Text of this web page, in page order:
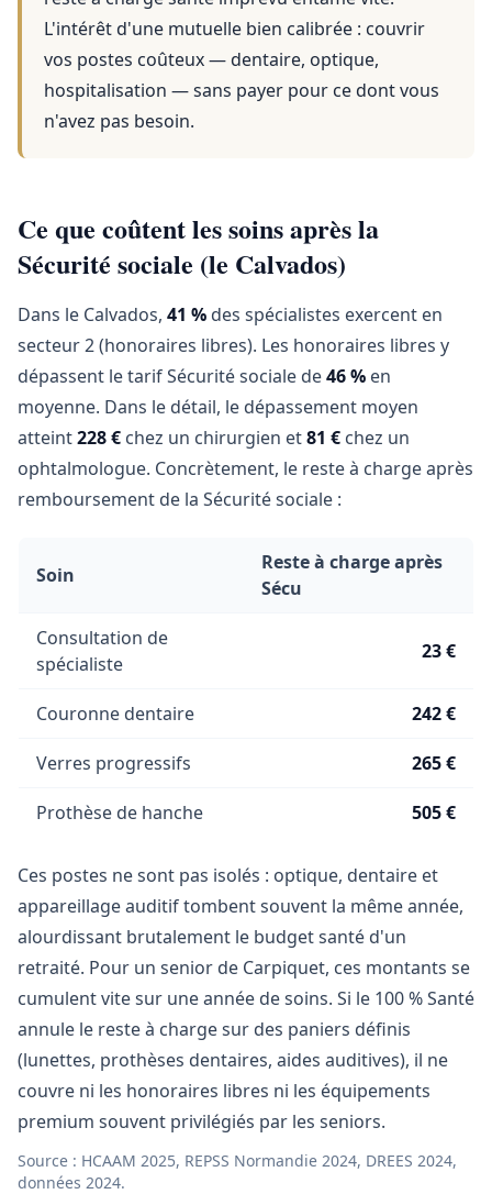
L'intérêt d'une mutuelle bien calibrée : couvrir
vos postes coûteux — dentaire, optique,
hospitalisation — sans payer pour ce dont vous
n'avez pas besoin.
Ce que coûtent les soins après la
Sécurité sociale (le Calvados)
Dans le Calvados, 41 % des spécialistes exercent en
secteur 2 (honoraires libres). Les honoraires libres y
dépassent le tarif Sécurité sociale de46 % en
moyenne. Dans le détail, le dépassement moyen
atteint228 € chez un chirurgien et81 € chez un
ophtalmologue. Concrètement, le reste à charge après
remboursement de la Sécurité sociale :
Soin
Reste à charge après
Sécu
Consultation de
spécialiste
23 €
Couronne dentaire 242 €
Verres progressifs 265 €
Prothèse de hanche 505 €
Ces postes ne sont pas isolés : optique, dentaire et
appareillage auditif tombent souvent la même année,
alourdissant brutalement le budget santé d'un
retraité. Pour un senior de Carpiquet, ces montants se
cumulent vite sur une année de soins. Si le 100 % Santé
annule le reste à charge sur des paniers définis
(lunettes, prothèses dentaires, aides auditives), il ne
couvre ni les honoraires libres ni les équipements
premium souvent privilégiés par les seniors.
Source : HCAAM 2025, REPSS Normandie 2024, DREES 2024,
données 2024.